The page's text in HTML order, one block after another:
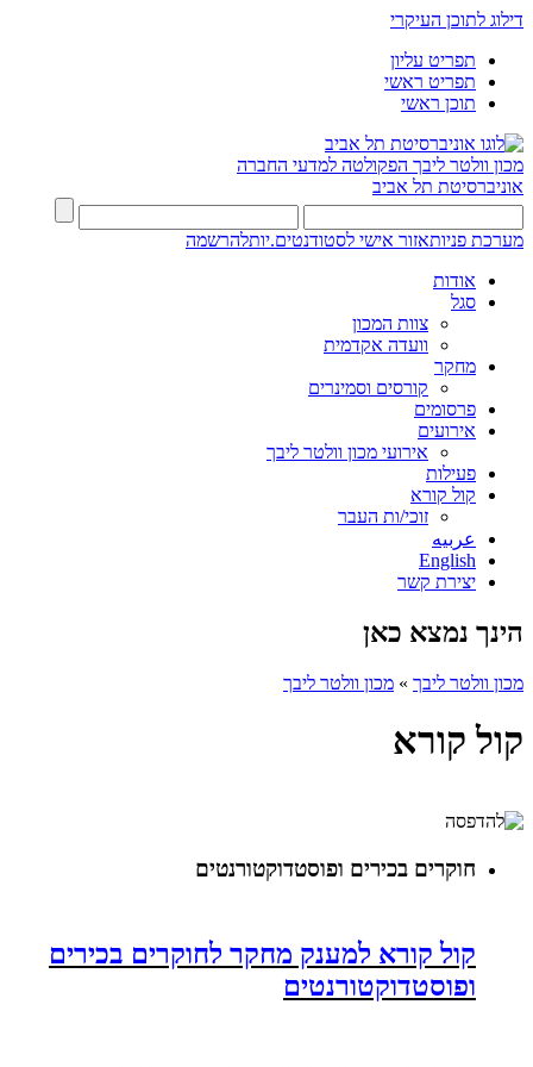
דילוג לתוכן העיקרי
תפריט עליון
תפריט ראשי
תוכן ראשי
מכון וולטר ליבך הפקולטה למדעי החברה
אוניברסיטת תל אביב
מערכת פניותאזור אישי לסטודנטים.יותלהרשמה
אודות
סגל
צוות המכון
וועדה אקדמית
מחקר
קורסים וסמינרים
פרסומים
אירועים
אירועי מכון וולטר ליבך
פעילות
קול קורא
זוכי/ות העבר
عربيه
English
יצירת קשר
הינך נמצא כאן
מכון וולטר ליבך » מכון וולטר ליבך
קול קורא
חוקרים בכירים ופוסטדוקטורנטים
קול קורא למענק מחקר לחוקרים בכירים
ופוסטדוקטורנטים